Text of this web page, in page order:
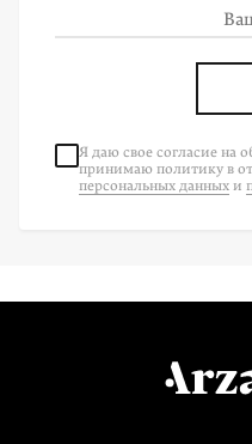
Я даю свое согласие на
принимаю политику в
персональных данных и